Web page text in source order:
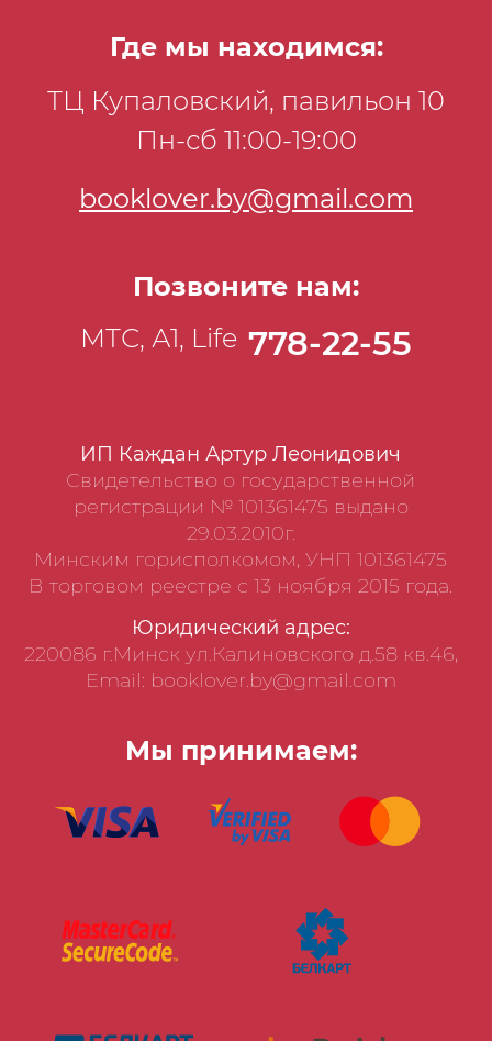
ИП Каждан Артур Леонидович
Свидетельство о государственной
регистрации № 101361475 выдано
29.03.2010г.
Минским горисполкомом, УНП 101361475
В торговом реестре с 13 ноября 2015 года.
Юридический адрес:
220086 г.Минск ул.Калиновского д.58 кв.46,
Email: booklover.by@gmail.com
Мы принимаем:
Где мы находимся:
ТЦ Купаловский, павильон 10
Пн-сб 11:00-19:00
booklover.by@gmail.com
Позвоните нам:
МТС, А1, Life 778-22-55